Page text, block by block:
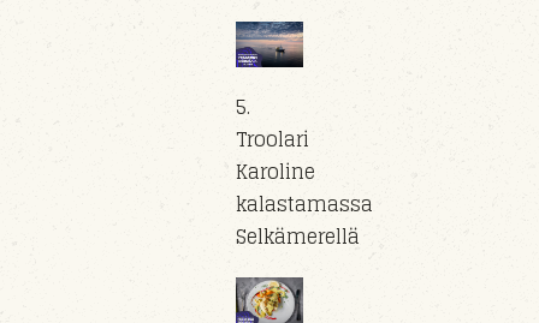
5.
Troolari
Karoline
kalastamassa
Selkämerellä